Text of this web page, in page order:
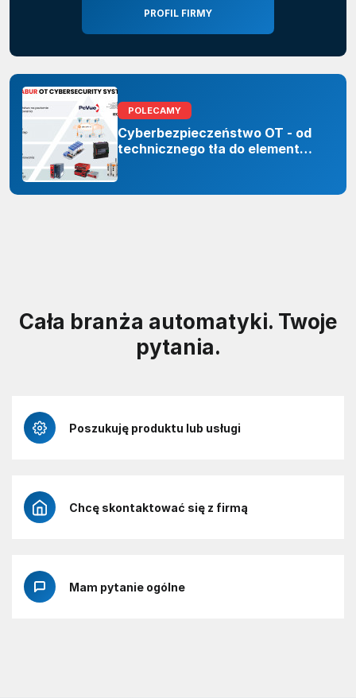
PROFIL FIRMY
POLECAMY
Cyberbezpieczeństwo OT - od
technicznego tła do elementu
Cała branża automatyki. Twoje
pytania.
Poszukuję produktu lub usługi
Chcę skontaktować się z firmą
Mam pytanie ogólne